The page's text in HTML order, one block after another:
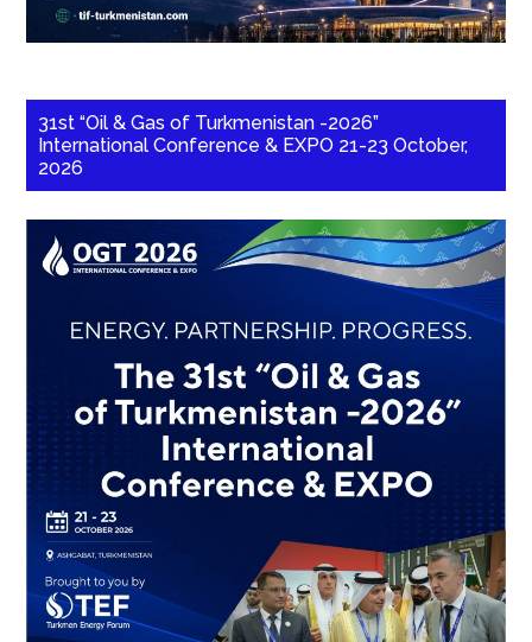
31st “Oil & Gas of Turkmenistan -2026”
International Conference & EXPO 21-23 October,
2026